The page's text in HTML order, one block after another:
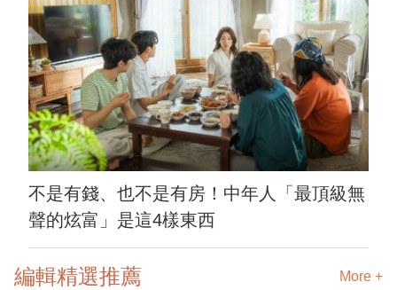
不是有錢、也不是有房！中年人「最頂級無
聲的炫富」是這4樣東西
編輯精選推薦 More +